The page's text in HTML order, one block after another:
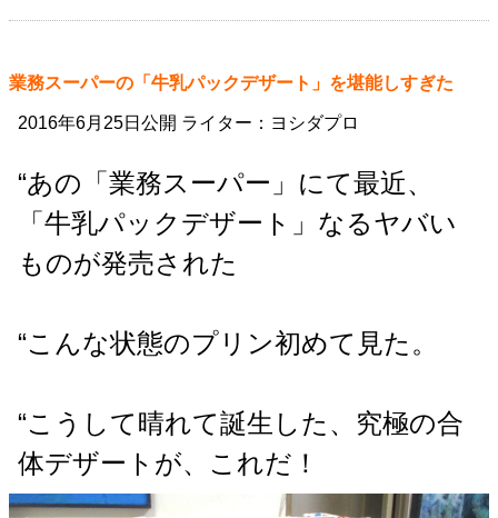
業務スーパーの「牛乳パックデザート」を堪能しすぎた
2016年6月25日公開 ライター：ヨシダプロ
“あの「業務スーパー」にて最近、
「牛乳パックデザート」なるヤバい
ものが発売された
“こんな状態のプリン初めて見た。
“こうして晴れて誕生した、究極の合
体デザートが、これだ！